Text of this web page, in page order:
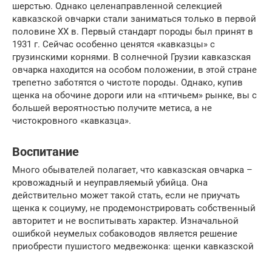
шерстью. Однако целенаправленной селекцией
кавказской овчарки стали заниматься только в первой
половине XX в. Первый стандарт породы был принят в
1931 г. Сейчас особенно ценятся «кавказцы» с
грузинскими корнями. В солнечной Грузии кавказская
овчарка находится на особом положении, в этой стране
трепетно заботятся о чистоте породы. Однако, купив
щенка на обочине дороги или на «птичьем» рынке, вы с
большей вероятностью получите метиса, а не
чистокровного «кавказца».
Воспитание
Много обывателей полагает, что кавказская овчарка –
кровожадный и неуправляемый убийца. Она
действительно может такой стать, если не приучать
щенка к социуму, не продемонстрировать собственный
авторитет и не воспитывать характер. Изначальной
ошибкой неумелых собаководов является решение
приобрести пушистого медвежонка: щенки кавказской